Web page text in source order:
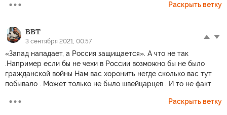
Раскрыть ветку
ВВТ
3 сентября 2021, 00:57
«Запад нападает, а Россия защищается». А что не так
.Например если бы не чехи в России возможно бы не было
гражданской войны Нам вас хоронить негде сколько вас тут
побывало . Может только не было швейцарцев . И то не факт
Раскрыть ветку